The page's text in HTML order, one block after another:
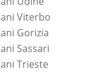
Viterbo
Gorizia
Sassari
Trieste